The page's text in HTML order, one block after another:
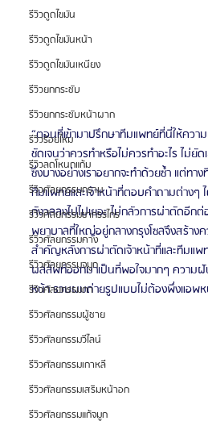
รีวิวดูดไขมัน
รีวิวดูดไขมันหน้า
รีวิวดูดไขมันเหนียง
รีวิวยกกระชับ
รีวิวยกกระชับหน้าผาก
รีวิวร้อยไหม
รีวิวลดโหนกแก้ม
รีวิวศัลยกรรมกราม
รีวิวศัลยกรรมขากรรไกร
รีวิวศัลยกรรมคาง
รีวิวศัลยกรรมจมูก
รีวิวศัลยกรรมตา
รีวิวศัลยกรรมผู้ชาย
รีวิวศัลยกรรมวีไลน์
รีวิวศัลยกรรมเกาหลี
รีวิวศัลยกรรมเสริมหน้าอก
รีวิวศัลยกรรมแก้จมูก
“ตอนที่เข้ามาปรึกษาทีมแพทย์ที่นี่ให้ควา
ชัดเจนว่าควรทำหรือไม่ควรทำอะไร ไม่ยั
ซึ่งบางอย่างเราอยากจะทำด้วยซ้ำ แต่ทา
ทีมแพทย์และเจ้าหน้าที่ตอบคำถามต่างๆ
กังวลลงไปไปเยอะ ไม่กลัวการผ่าตัดอีก
พยาบาลที่ใหญ่อยู่กลางกรุงโซลจึงสร้าง
สำคัญหลังการผ่าตัดเจ้าหน้าที่และทีมแพ
ผลลัพท์ออกมาเป็นที่พอใจมากๆ ความฝั
หน้า รวบผมถ่ายรูปแบบไม่ต้องพึ่งแอพห